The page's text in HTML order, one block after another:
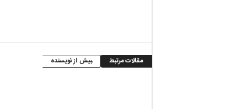
مقالات مرتبط بیش از نویسنده